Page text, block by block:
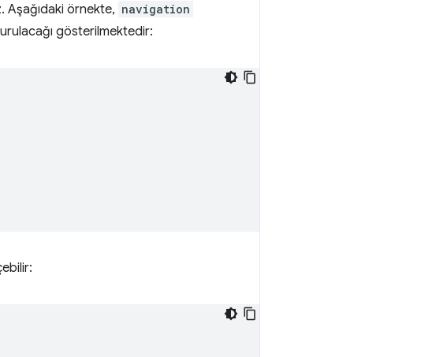
Aşağıdaki örnekte, navigation
gösterilmektedir: